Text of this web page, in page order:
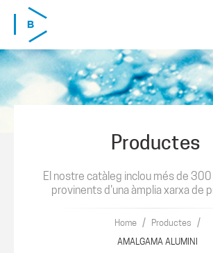
Skip to main content
Productes
El nostre catàleg inclou més de
provinents d'una àmplia xarxa de
Home / Productes /
AMALGAMA ALUMINI